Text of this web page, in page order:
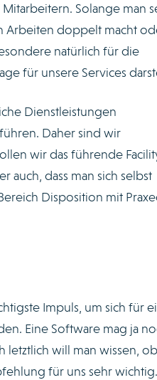
Solange man
Arbeiten doppelt macht
natürlich für die
für unsere Services
Dienstleistungen
Daher sind wir
wir das führende
auch, dass man sich selbst
Disposition mit
Impuls, um sich für
Eine Software mag ja
letztlich will man wissen,
für uns sehr wichtig.